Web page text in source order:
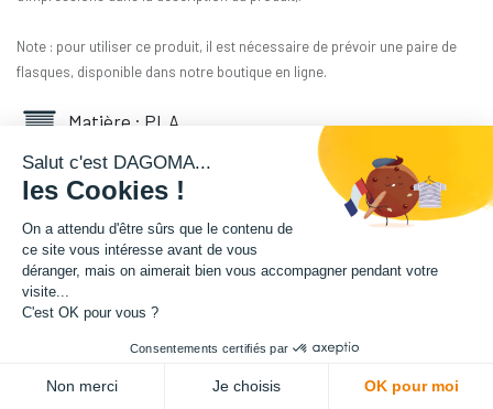
Note : pour utiliser ce produit, il est nécessaire de prévoir une paire de
flasques, disponible dans notre boutique en ligne.
Matière : PLA
Diamètre : 1.75 mm
Grammage : 300 g
Couleur : Bière
20,83€HT
Salut c'est DAGOMA...
les Cookies !
On a attendu d'être sûrs que le contenu de
ce site vous intéresse avant de vous
déranger, mais on aimerait bien vous accompagner pendant votre
visite...
C'est OK pour vous ?
Consentements certifiés par
Non merci Je choisis OK pour moi